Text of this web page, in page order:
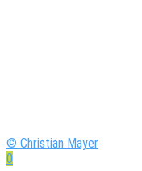
© Christian Mayer
0